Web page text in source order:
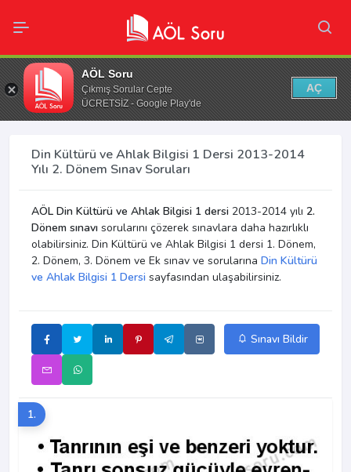
AÖL Soru
Çıkmış Sorular Cepte
ÜCRETSİZ - Google Play'de
AÇ
Din Kültürü ve Ahlak Bilgisi 1 Dersi 2013-2014
Yılı 2. Dönem Sınav Soruları
AÖL Din Kültürü ve Ahlak Bilgisi 1 dersi 2013-2014 yılı 2.
Dönem sınavı sorularını çözerek sınavlara daha hazırlıklı
olabilirsiniz. Din Kültürü ve Ahlak Bilgisi 1 dersi 1. Dönem,
2. Dönem, 3. Dönem ve Ek sınav ve sorularına Din Kültürü
ve Ahlak Bilgisi 1 Dersi sayfasından ulaşabilirsiniz.
Sınavı Bildir
1.